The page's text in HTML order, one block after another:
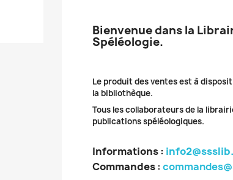
Bienvenue dans la
Spéléologie.
Le produit des ventes est à
la bibliothèque.
Tous les collaborateurs de la
publications spéléologiques.
Informations :
Commandes: